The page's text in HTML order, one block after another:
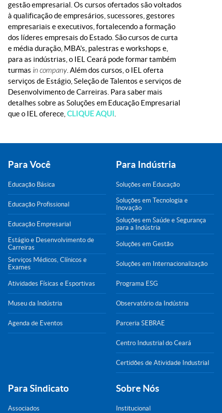
gestão empresarial. Os cursos ofertados são voltados
à qualificação de empresários, sucessores, gestores
empresariais e executivos, fortalecendo a formação
dos líderes empresais do Estado. São cursos de curta
e média duração, MBA's, palestras e workshops e,
para as indústrias, o IEL Ceará pode formar também
turmas in company . Além dos cursos, o IEL oferta
serviços de Estágio, Seleção de Talentos e serviços de
Desenvolvimento de Carreiras. Para saber mais
detalhes sobre as Soluções em Educação Empresarial
que o IEL oferece, CLIQUE AQUI
Para Você
Educação Básica
Educação Profissional
Educação Empresarial
Estágio e Desenvolvimento de
Carreiras
Serviços Médicos, Clínicos e
Exames
Atividades Físicas e Esportivas
Museu da Indústria
Agenda de Eventos
Para Indústria
Soluções em Educação
Soluções em Tecnologia e
Inovação
Soluções em Saúde e Segurança
para a Indústria
Soluções em Gestão
Soluções em Internacionalização
Programa ESG
Observatório da Indústria
Parceria SEBRAE
Centro Industrial do Ceará
Certidões de Atividade Industrial
Para Sindicato
Associados
Sobre Nós
Institucional